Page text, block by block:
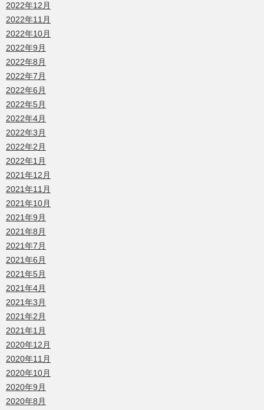
2022年12月
2022年11月
2022年10月
2022年9月
2022年8月
2022年7月
2022年6月
2022年5月
2022年4月
2022年3月
2022年2月
2022年1月
2021年12月
2021年11月
2021年10月
2021年9月
2021年8月
2021年7月
2021年6月
2021年5月
2021年4月
2021年3月
2021年2月
2021年1月
2020年12月
2020年11月
2020年10月
2020年9月
2020年8月